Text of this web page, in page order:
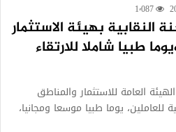
1٬087
النقابية بهيئة الاستثمار
طبيا شاملا للارتقاء
العامة للاستثمار والمناطق
للعاملين، يوما طبيا موسعا ومجانيا،